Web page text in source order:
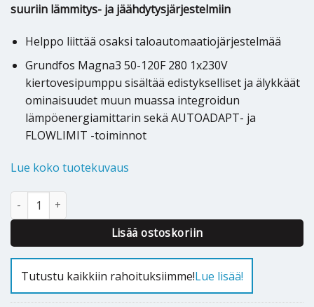
suuriin lämmitys- ja jäähdytysjärjestelmiin
Helppo liittää osaksi taloautomaatiojärjestelmää
Grundfos Magna3 50-120F 280 1x230V
kiertovesipumppu sisältää edistykselliset ja älykkäät
ominaisuudet muun muassa integroidun
lämpöenergiamittarin sekä AUTOADAPT- ja
FLOWLIMIT -toiminnot
Lue koko tuotekuvaus
Kiertovesipumppu Grundfos Magna3 50-120F 280 1x230V määrä
Lisää ostoskoriin
Alternative:
Tutustu kaikkiin rahoituksiimme!Lue lisää!